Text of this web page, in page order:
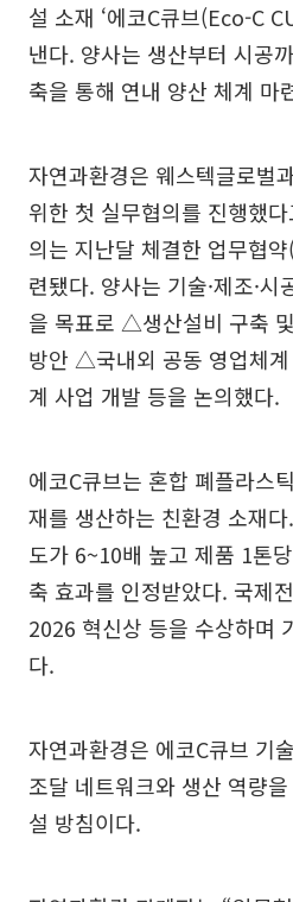
설 소재 ‘에코C큐브(Eco-C
낸다. 양사는 생산부터 시공
축을 통해 연내 양산 체계 마
자연과환경은 웨스텍글로벌
위한 첫 실무협의를 진행했
의는 지난달 체결한 업무협
련됐다. 양사는 기술·제조·
을 목표로 △생산설비 구축
방안 △국내외 공동 영업체
계 사업 개발 등을 논의했다.
에코C큐브는 혼합 폐플라스
재를 생산하는 친환경 소재
도가 6~10배 높고 제품 1톤
축 효과를 인정받았다. 국제
2026 혁신상 등을 수상하며
다.
자연과환경은 에코C큐브 기
조달 네트워크와 생산 역량
설 방침이다.